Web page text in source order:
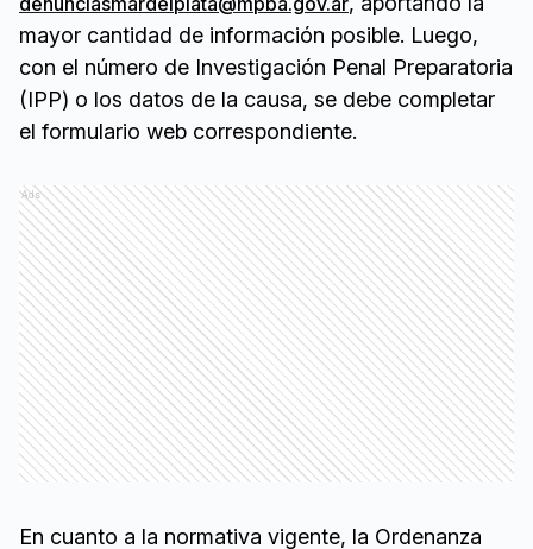
mayor cantidad de información posible. Luego,
con el número de Investigación Penal Preparatoria
(IPP) o los datos de la causa, se debe completar
el formulario web correspondiente.
Ads
En cuanto a la normativa vigente, la Ordenanza